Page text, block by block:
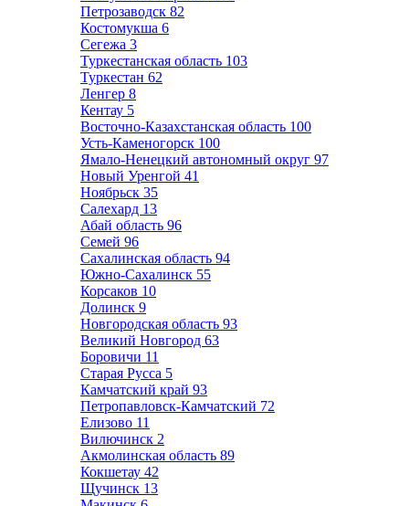
Петрозаводск 82
Костомукша 6
Сегежа 3
Туркестанская область 103
Туркестан 62
Ленгер 8
Кентау 5
Восточно-Казахстанская область 100
Усть-Каменогорск 100
Ямало-Ненецкий автономный округ 97
Новый Уренгой 41
Ноябрьск 35
Салехард 13
Абай область 96
Семей 96
Сахалинская область 94
Южно-Сахалинск 55
Корсаков 10
Долинск 9
Новгородская область 93
Великий Новгород 63
Боровичи 11
Старая Русса 5
Камчатский край 93
Петропавловск-Камчатский 72
Елизово 11
Вилючинск 2
Акмолинская область 89
Кокшетау 42
Щучинск 13